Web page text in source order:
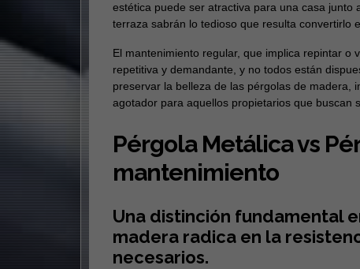
estética puede ser atractiva para una casa
terraza sabrán lo tedioso que resulta convertirlo
El mantenimiento regular, que implica repintar o
repetitiva y demandante, y no todos están
preservar la belleza de las pérgolas de madera,
agotador para aquellos propietarios que buscan
Pérgola Metálica vs
mantenimiento
Una distinción fundamental
madera radica en la
necesarios.